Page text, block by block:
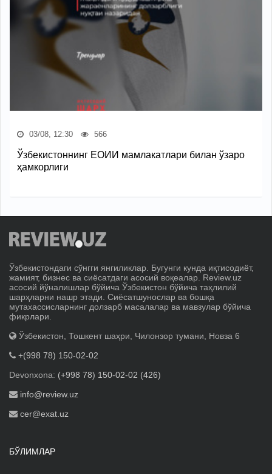
03/08, 12:30 566
Ўзбекистоннинг ЕОИИ мамлакатлари билан ўзаро
ҳамкорлиги
Ўзбекистондаги сўнгги янгиликлар. Бугунги кунда иқтисодиёт,
жамият, бизнес ва сиёсатдаги асосий воқеалар. Review.uz
асосий йўналишлар бўйича Ўзбекистон бўйича таҳлилий
шарҳларни нашр этади. Сиёсатшунослар ва бошқа
мутахассисларнинг долзарб масалалар ва мавзулар бўйича
фикрлари.
Ўзбекистон, Тошкент шаҳри, Чилонзор тумани, Новза 6
+(998 78) 150-02-02
Devonxona: (+998 78) 150-02-02 (426)
info@review.uz
cer@exat.uz
БЎЛИМЛАР